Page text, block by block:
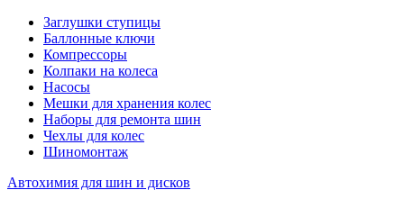
Заглушки ступицы
Баллонные ключи
Компрессоры
Колпаки на колеса
Насосы
Мешки для хранения колес
Наборы для ремонта шин
Чехлы для колес
Шиномонтаж
Автохимия для шин и дисков